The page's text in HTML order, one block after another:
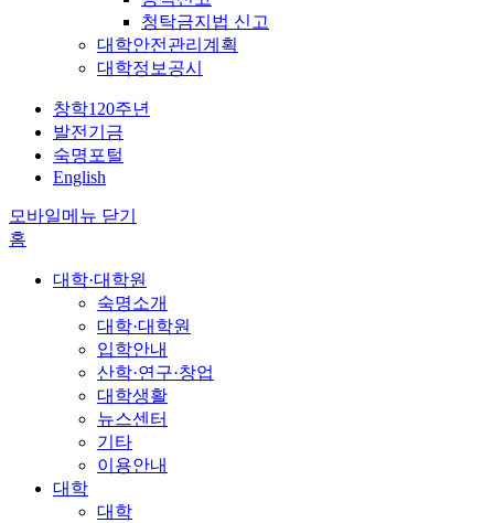
청탁금지법 신고
대학안전관리계획
대학정보공시
창학120주년
발전기금
숙명포털
English
모바일메뉴 닫기
홈
대학·대학원
숙명소개
대학·대학원
입학안내
산학·연구·창업
대학생활
뉴스센터
기타
이용안내
대학
대학